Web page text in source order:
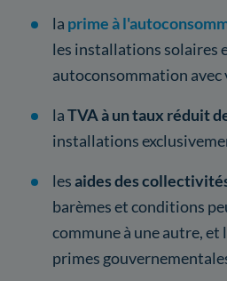
la prime à
les installations solaires
autoconsommation avec
laTVA à un taux réduit
installations
lesaides des
barèmes et conditions
commune à une autre, et
primes